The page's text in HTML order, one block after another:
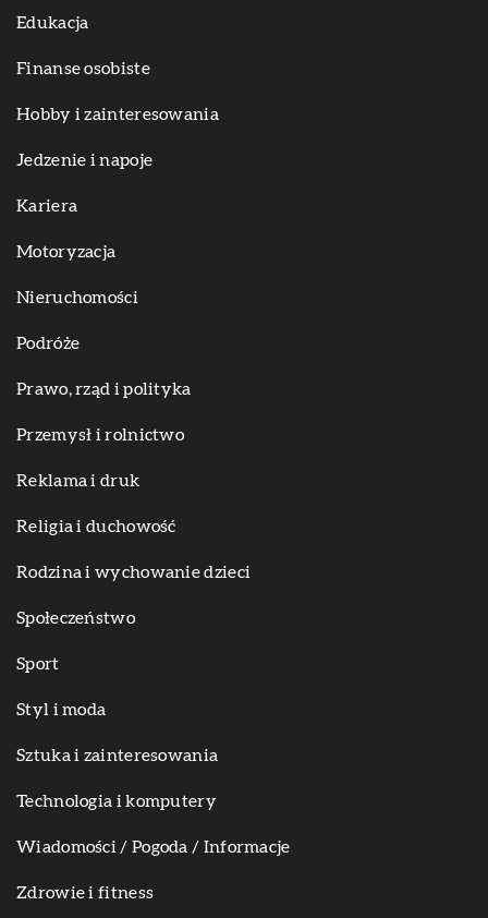
Edukacja
Finanse osobiste
Hobby i zainteresowania
Jedzenie i napoje
Kariera
Motoryzacja
Nieruchomości
Podróże
Prawo, rząd i polityka
Przemysł i rolnictwo
Reklama i druk
Religia i duchowość
Rodzina i wychowanie dzieci
Społeczeństwo
Sport
Styl i moda
Sztuka i zainteresowania
Technologia i komputery
Wiadomości / Pogoda / Informacje
Zdrowie i fitness